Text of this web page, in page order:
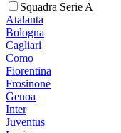
Squadra Serie A
Atalanta
Bologna
Cagliari
Como
Fiorentina
Frosinone
Genoa
Inter
Juventus